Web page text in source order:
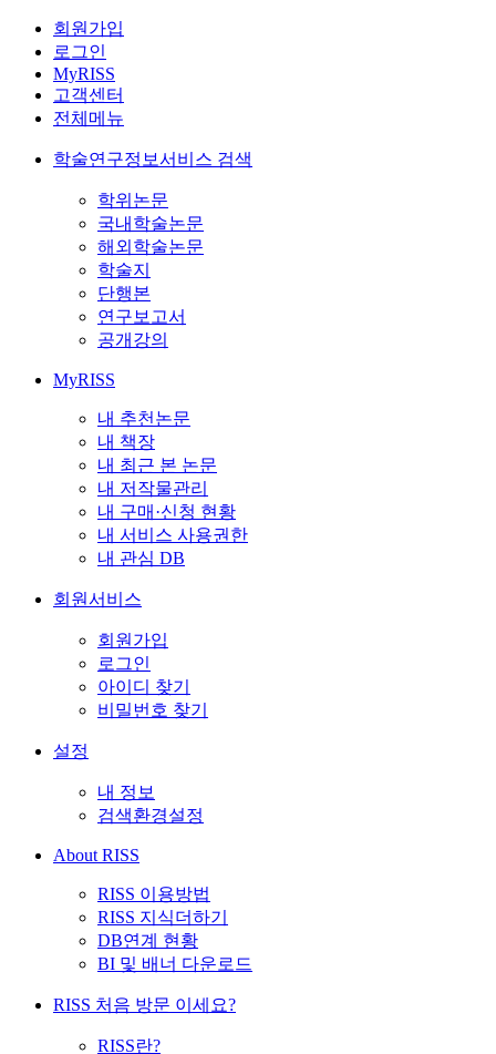
회원가입
로그인
MyRISS
고객센터
전체메뉴
학술연구정보서비스 검색
학위논문
국내학술논문
해외학술논문
학술지
단행본
연구보고서
공개강의
MyRISS
내 추천논문
내 책장
내 최근 본 논문
내 저작물관리
내 구매·신청 현황
내 서비스 사용권한
내 관심 DB
회원서비스
회원가입
로그인
아이디 찾기
비밀번호 찾기
설정
내 정보
검색환경설정
About RISS
RISS 이용방법
RISS 지식더하기
DB연계 현황
BI 및 배너 다운로드
RISS 처음 방문 이세요?
RISS란?